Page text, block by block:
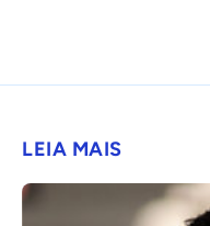
LEIA MAIS